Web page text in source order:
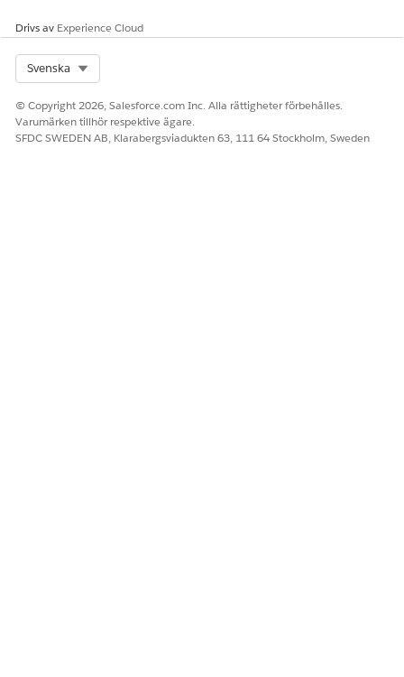
Berätta för oss vad vi kan förbättra!
Drivs av Experience Cloud
Svenska
© Copyright 2026, Salesforce.com Inc. Alla rättigheter förbehålles.
Varumärken tillhör respektive ägare.
SFDC SWEDEN AB, Klarabergsviadukten 63, 111 64 Stockholm, Sweden